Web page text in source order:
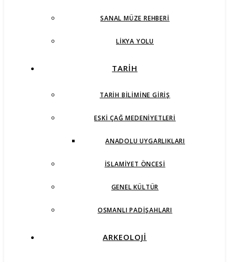
SANAL MÜZE REHBERI
LIKYA YOLU
TARİH
TARIH BILIMINE GIRIŞ
ESKI ÇAĞ MEDENIYETLERI
ANADOLU UYGARLIKLARI
İSLAMIYET ÖNCESI
GENEL KÜLTÜR
OSMANLI PADIŞAHLARI
ARKEOLOJİ